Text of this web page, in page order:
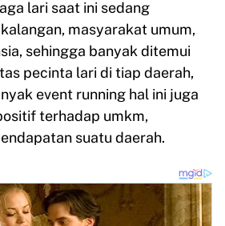
lari saat ini sedang
masyarakat umum,
sehingga banyak ditemui
pecinta lari di tiap daerah,
event running hal ini juga
terhadap umkm,
suatu daerah.